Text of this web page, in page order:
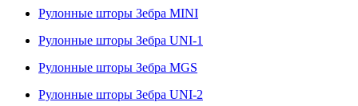
Рулонные шторы Зебра MINI
Рулонные шторы Зебра UNI-1
Рулонные шторы Зебра MGS
Рулонные шторы Зебра UNI-2